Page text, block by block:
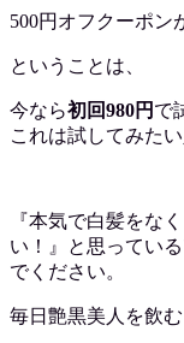
500円オフクーポン
ということは、
今なら初回980円 で
これは試してみた
『本気で白髪をな
い！』と思ってい
でください。
毎日艶黒美人を飲む